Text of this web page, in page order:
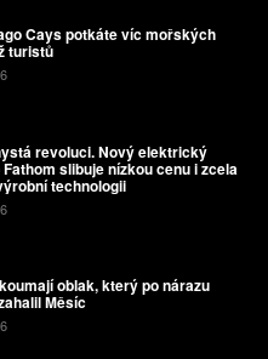
Cays potkáte víc mořských
turistů
revoluci. Nový elektrický
slibuje nízkou cenu i zcela
technologii
oblak, který po nárazu
Měsíc